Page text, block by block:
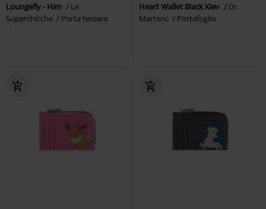
Loungefly - Him
Le
Superchicche
Porta tessere
Heart Wallet Black Kiev
Dr.
Martens
Portafoglio